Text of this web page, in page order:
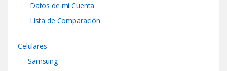
Datos de mi Cuenta
Lista de Comparación
Celulares
Samsung